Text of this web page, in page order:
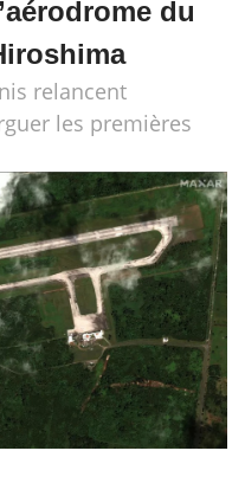
du
relancent
les premières